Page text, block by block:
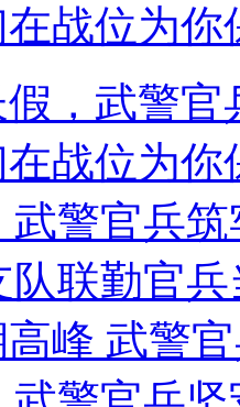
在战位为你
假，武警
在战位为你
武警官兵
联勤官兵
高峰 武警